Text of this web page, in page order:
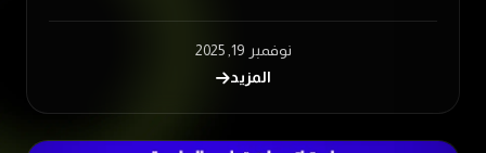
نوفمبر 19, 2025
المزيد